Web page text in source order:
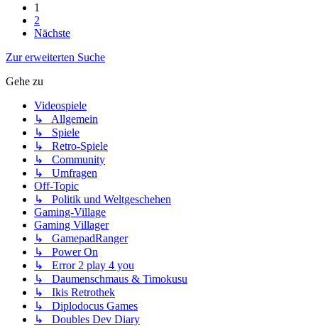
1
2
Nächste
Zur erweiterten Suche
Gehe zu
Videospiele
↳ Allgemein
↳ Spiele
↳ Retro-Spiele
↳ Community
↳ Umfragen
Off-Topic
↳ Politik und Weltgeschehen
Gaming-Village
Gaming Villager
↳ GamepadRanger
↳ Power On
↳ Error 2 play 4 you
↳ Daumenschmaus & Timokusu
↳ Ikis Retrothek
↳ Diplodocus Games
↳ Doubles Dev Diary